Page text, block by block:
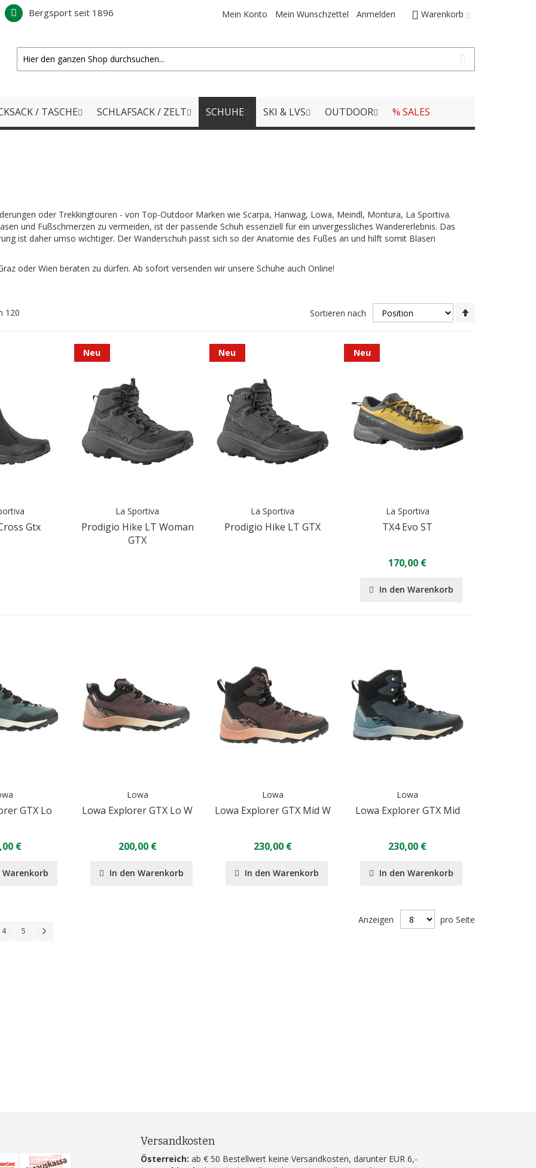
Warenkorb
Mein Konto Mein Wunschzettel Anmelden
Bergsport seit 1896
/ TASCHE SCHLAFSACK / ZELT SCHUHE SKI & LVS OUTDOOR % SALES
oder Trekkingtouren - von Top-Outdoor Marken wie Scarpa, Hanwag, Lowa, Meindl, Montura, La Sportiva.
und Fußschmerzen zu vermeiden, ist der passende Schuh essenziell für ein unvergessliches Wandererlebnis. Das
ist daher umso wichtiger. Der Wanderschuh passt sich so der Anatomie des Fußes an und hilft somit Blasen
oder Wien beraten zu dürfen. Ab sofort versenden wir unsere Schuhe auch Online!
120 Sortieren nach
Gtx
Neu
La Sportiva
Prodigio Hike LT Woman
GTX
Neu
La Sportiva
Prodigio Hike LT GTX
Neu
La Sportiva
TX4 Evo ST
170,00 €
In den Warenkorb
GTX Lo
€
Warenkorb
Lowa
Lowa Explorer GTX Lo W
200,00 €
In den Warenkorb
Lowa
Lowa Explorer GTX Mid W
230,00 €
In den Warenkorb
Lowa
Lowa Explorer GTX Mid
230,00 €
In den Warenkorb
Seite
4 Seite
5
Anzeigen pro Seite
Versandkosten
Österreich: ab € 50 Bestellwert keine Versandkosten, darunter EUR 6,-